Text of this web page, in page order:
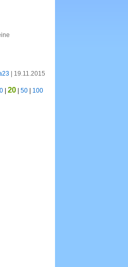
| 19.11.2015
20 50 100